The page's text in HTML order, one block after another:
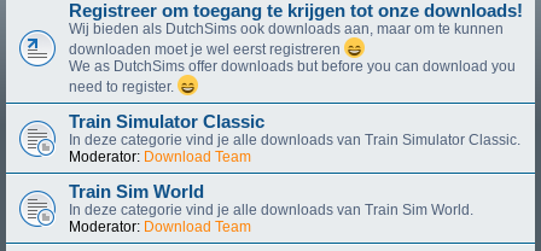
Registreer om toegang te krijgen tot onze downloads!
Wij bieden als DutchSims ook downloads aan, maar om te kunnen
downloaden moet je wel eerst registreren
We as DutchSims offer downloads but before you can download you
need to register.
Train Simulator Classic
In deze categorie vind je alle downloads van Train Simulator Classic.
Moderator: Download Team
Train Sim World
In deze categorie vind je alle downloads van Train Sim World.
Moderator: Download Team